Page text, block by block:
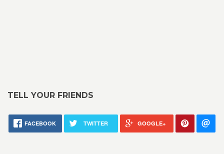
TELL YOUR FRIENDS
FACEBOOK TWITTER GOOGLE+